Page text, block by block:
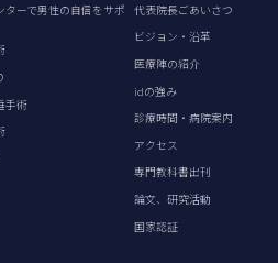
ターで男性の自信をサポ
手術
代表院長ごあいさつ
ビジョン・沿革
医療陣の紹介
idの強み
診療時間・病院案内
アクセス
専門教科書出刊
論文、研究活動
国家認証